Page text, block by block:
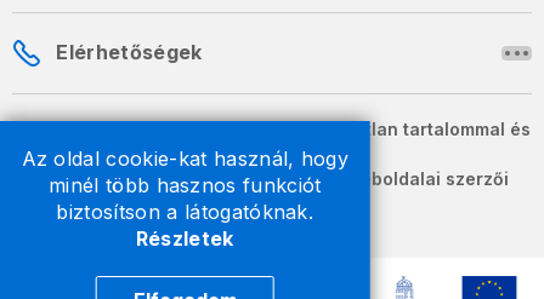
Az oldal cookie-kat használ, hogy
minél több hasznos funkciót
biztosítson a látogatóknak.
Részletek
Elérhetőségek
A honlapon szereplő információk változatlan tartalommal és
formában szabadon terjeszthetők.
2026 © A Nemzeti Adó- és Vámhivatal weboldalai szerzői
jogvédelem alatt állnak.